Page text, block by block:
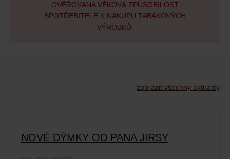
OVĚŘOVÁNA VĚKOVÁ ZPŮSOBILOST
SPOTŘEBITELE K NÁKUPU TABÁKOVÝCH
VÝROBKŮ.
zobrazit všechny aktuality
NOVÉ DÝMKY OD PANA JIRSY